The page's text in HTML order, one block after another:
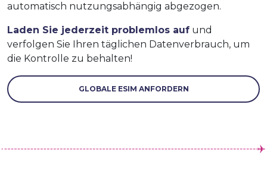
automatisch nutzungsabhängig abgezogen.
Laden Sie jederzeit problemlos auf und
verfolgen Sie Ihren täglichen Datenverbrauch, um
die Kontrolle zu behalten!
GLOBALE ESIM ANFORDERN